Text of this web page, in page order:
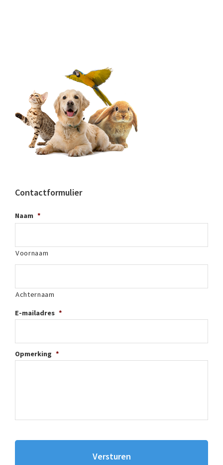
Contactformulier
Naam *
Voornaam
Achternaam
E-mailadres *
Opmerking *